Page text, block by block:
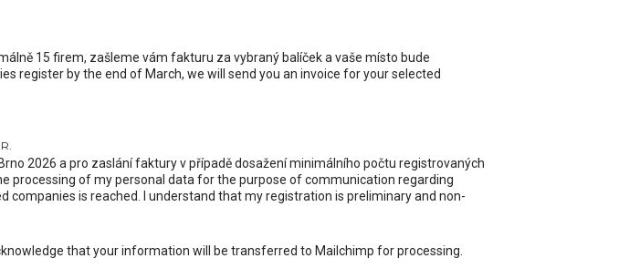
15 firem, zašleme vám fakturu za vybraný balíček a vaše místo bude
register by the end of March, we will send you an invoice for your selected
2026 a pro zaslání faktury v případě dosažení minimálního počtu registrovaných
processing of my personal data for the purpose of communication regarding
is reached. I understand that my registration is preliminary and non-
that your information will be transferred to Mailchimp for processing.